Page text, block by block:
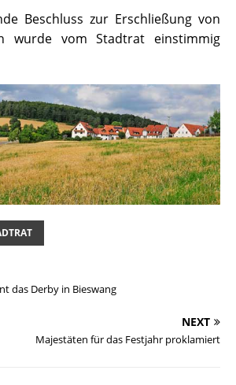
Beschluss zur Erschließung von
wurde vom Stadtrat einstimmig
das Derby in Bieswang
NEXT
Majestäten für das Festjahr proklamiert